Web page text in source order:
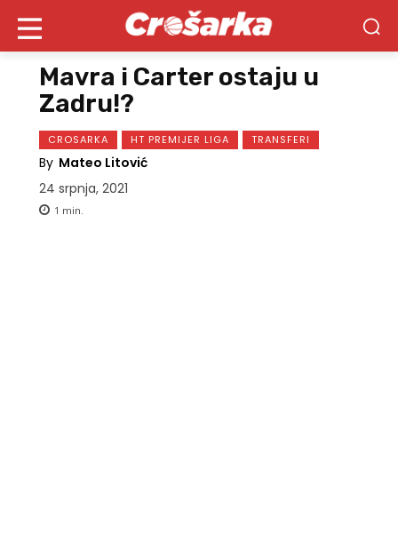
Mavra i Carter ostaju u
Zadru!?
CROSARKA HT PREMIJER LIGA TRANSFERI
By Mateo Litović
24 srpnja, 2021
1 min.